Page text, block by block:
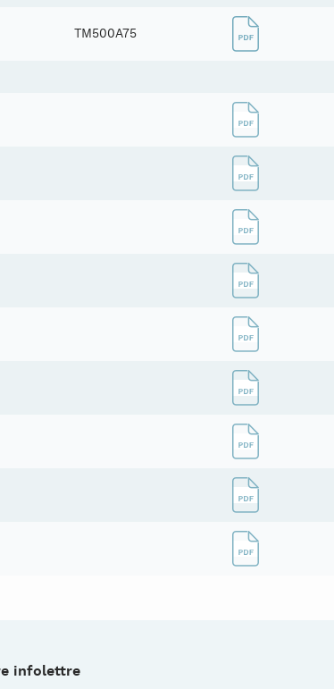
TM500A75
infolettre